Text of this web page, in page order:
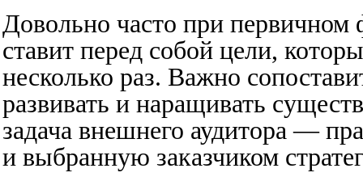
Довольно часто при
ставит перед собой цели,
несколько раз. Важно
развивать и наращивать
задача внешнего аудитора —
и выбранную заказчиком